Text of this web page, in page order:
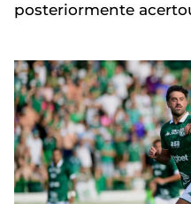
posteriormente